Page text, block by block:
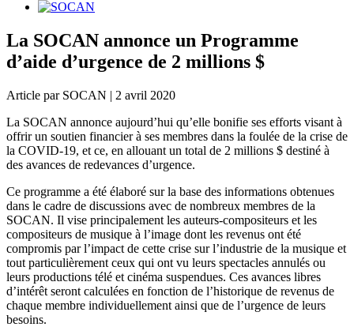
La SOCAN annonce un Programme
d’aide d’urgence de 2 millions $
Article par SOCAN | 2 avril 2020
La SOCAN annonce aujourd’hui qu’elle bonifie ses efforts visant à
offrir un soutien financier à ses membres dans la foulée de la crise de
la COVID-19, et ce, en allouant un total de 2 millions $ destiné à
des avances de redevances d’urgence.
Ce programme a été élaboré sur la base des informations obtenues
dans le cadre de discussions avec de nombreux membres de la
SOCAN. Il vise principalement les auteurs-compositeurs et les
compositeurs de musique à l’image dont les revenus ont été
compromis par l’impact de cette crise sur l’industrie de la musique et
tout particulièrement ceux qui ont vu leurs spectacles annulés ou
leurs productions télé et cinéma suspendues. Ces avances libres
d’intérêt seront calculées en fonction de l’historique de revenus de
chaque membre individuellement ainsi que de l’urgence de leurs
besoins.